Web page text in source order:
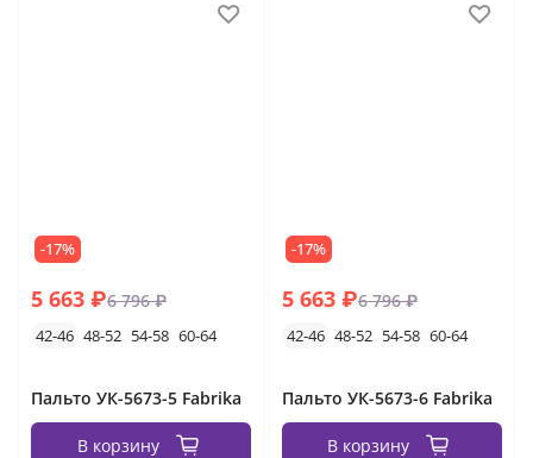
-17%
5 663 ₽6 796 ₽
42-46 48-52 54-58 60-64
Пальто УК-5673-5 Fabrika
В корзину
-17%
5 663 ₽6 796 ₽
42-46 48-52 54-58 60-64
Пальто УК-5673-6 Fabrika
В корзину